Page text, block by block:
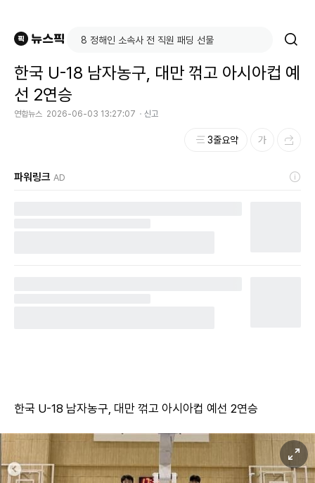
한국 U-18 남자농구, 대만 꺾고 아시아컵 예
선 2연승
연합뉴스 2026-06-03 13:27:07 신고
3줄요약
파워링크 AD
한국 U-18 남자농구, 대만 꺾고 아시아컵 예선 2연승